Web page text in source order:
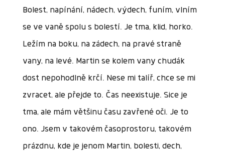
Bolest, napínání, nádech, výdech, funím, vlním
se ve vaně spolu s bolestí. Je tma, klid, horko.
Ležím na boku, na zádech, na pravé straně
vany, na levé. Martin se kolem vany chudák
dost nepohodlně krčí. Nese mi talíř, chce se mi
zvracet, ale přejde to. Čas neexistuje. Sice je
tma, ale mám většinu času zavřené oči. Je to
ono. Jsem v takovém časoprostoru, takovém
prázdnu, kde je jenom Martin, bolesti, dech,